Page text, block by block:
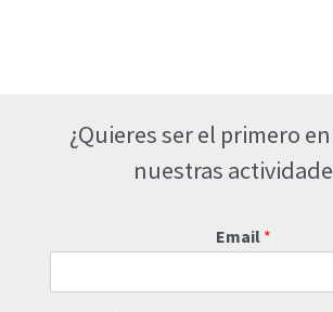
¿Quieres ser el primero
nuestras
Email *